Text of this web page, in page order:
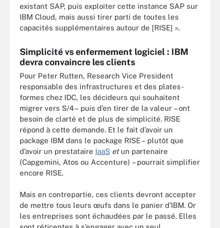
existant SAP, puis exploiter cette instance SAP sur
IBM Cloud, mais aussi tirer parti de toutes les
capacités supplémentaires autour de [RISE] ».
Simplicité vs enfermement logiciel : IBM
devra convaincre les clients
Pour Peter Rutten, Research Vice President
responsable des infrastructures et des plates-
formes chez IDC, les décideurs qui souhaitent
migrer vers S/4 – puis d’en tirer de la valeur – ont
besoin de clarté et de plus de simplicité. RISE
répond à cette demande. Et le fait d’avoir un
package IBM dans le package RISE – plutôt que
d’avoir un prestataire IaaS etun partenaire
(Capgemini, Atos ou Accenture) – pourrait simplifier
encore RISE.
Mais en contrepartie, ces clients devront accepter
de mettre tous leurs œufs dans le panier d’IBM. Or
les entreprises sont échaudées par le passé. Elles